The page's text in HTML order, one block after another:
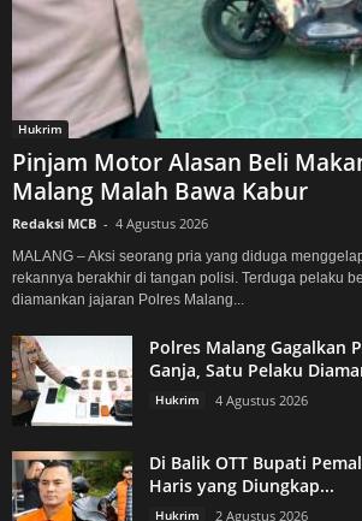
Hukrim
Pinjam Motor Alasan Beli
Malang Malah Bawa Kabur
Redaksi MCB - 4 Agustus 2026
MALANG – Aksi seorang pria yang diduga
rekannya berakhir di tangan polisi. Terduga pelaku
diamankan jajaran Polres Malang...
Polres Malang Gagalkan
Ganja, Satu Pelaku
Hukrim 4 Agustus 2026
Di Balik OTT Bupati
Haris yang Diungkap...
Hukrim 2 Agustus 2026